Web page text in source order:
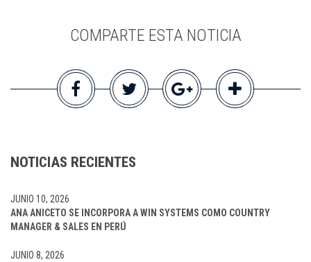
COMPARTE ESTA NOTICIA
NOTICIAS RECIENTES
ANA ANICETO SE INCORPORA A WIN SYSTEMS COMO COUNTRY
MANAGER & SALES EN PERÚ
JUNIO 10, 2026
JUNIO 8, 2026